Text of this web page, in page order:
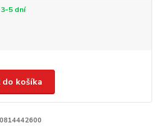
5 dní
do košíka